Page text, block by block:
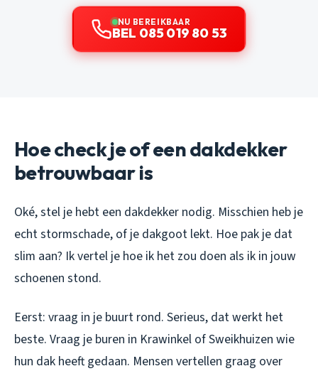
NU BEREIKBAAR
BEL 085 019 80 53
Hoe check je of een dakdekker
betrouwbaar is
Oké, stel je hebt een dakdekker nodig. Misschien heb je
echt stormschade, of je dakgoot lekt. Hoe pak je dat
slim aan? Ik vertel je hoe ik het zou doen als ik in jouw
schoenen stond.
Eerst: vraag in je buurt rond. Serieus, dat werkt het
beste. Vraag je buren in Krawinkel of Sweikhuizen wie
hun dak heeft gedaan. Mensen vertellen graag over